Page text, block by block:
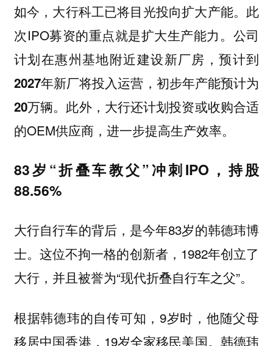
如今，大行科工已将目光投向扩大产能。此
次IPO募资的重点就是扩大生产能力。公司
计划在惠州基地附近建设新厂房，预计到
2027年新厂将投入运营，初步年产能预计为
20万辆。 此外，大行还计划投资或收购合适
的OEM供应商，进一步提高生产效率。
83岁“折叠车教父”冲刺IPO，持股
88.56%
大行自行车的背后，是今年83岁的韩德玮博
士。这位不拘一格的创新者，1982年创立了
大行，并且被誉为“现代折叠自行车之父”。
根据韩德玮的自传可知，9岁时，他随父母
移居中国香港，19岁全家移民美国。韩德玮